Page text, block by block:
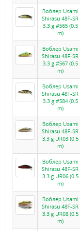
Воблер Usami
Shirasu 48F-SR
3.3 g #565 (0.5
m)
Воблер Usami
Shirasu 48F-SR
3.3 g #567 (0.5
m)
Воблер Usami
Shirasu 48F-SR
3.3 g #584 (0.5
m)
Воблер Usami
Shirasu 48F-SR
3.3 g UR03 (0.5
m)
Воблер Usami
Shirasu 48F-SR
3.3 g UR06 (0.5
m)
Воблер Usami
Shirasu 48F-SR
3.3 g UR08 (0.5
m)